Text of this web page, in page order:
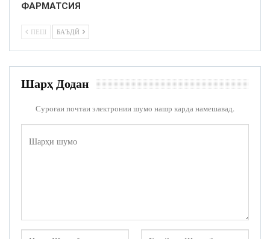
ФАРМАТСИЯ
ПЕШ БАЪДӢ
Шарҳ Додан
Суроғаи почтаи электронии шумо нашр карда намешавад.